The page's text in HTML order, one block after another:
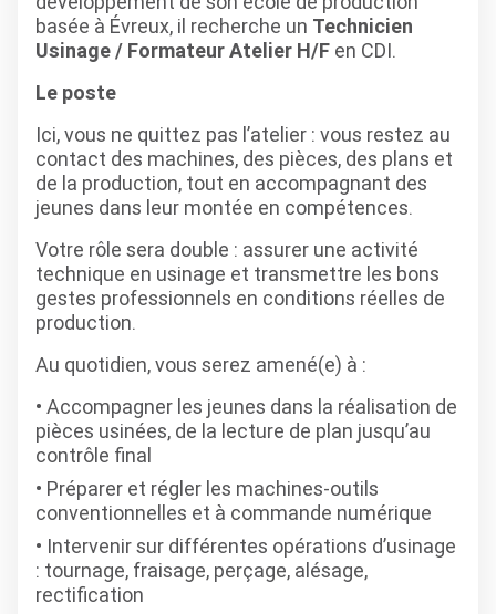
basée à Évreux, il recherche un Technicien
Usinage / Formateur Atelier H/F en CDI.
Le poste
Ici, vous ne quittez pas l’atelier : vous restez au
contact des machines, des pièces, des plans et
de la production, tout en accompagnant des
jeunes dans leur montée en compétences.
Votre rôle sera double : assurer une activité
technique en usinage et transmettre les bons
gestes professionnels en conditions réelles de
production.
Au quotidien, vous serez amené(e) à :
Accompagner les jeunes dans la réalisation de
pièces usinées, de la lecture de plan jusqu’au
contrôle final
Préparer et régler les machines-outils
conventionnelles et à commande numérique
Intervenir sur différentes opérations d’usinage
: tournage, fraisage, perçage, alésage,
rectification